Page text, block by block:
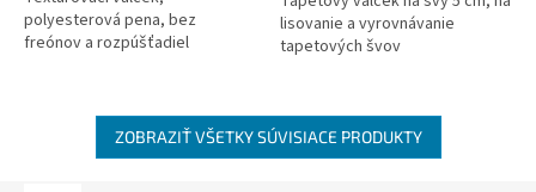
polyesterová pena, bez
freónov a rozpúšťadiel
lisovanie a vyrovnávanie
tapetových švov
ZOBRAZIŤ VŠETKY SÚVISIACE PRODUKTY